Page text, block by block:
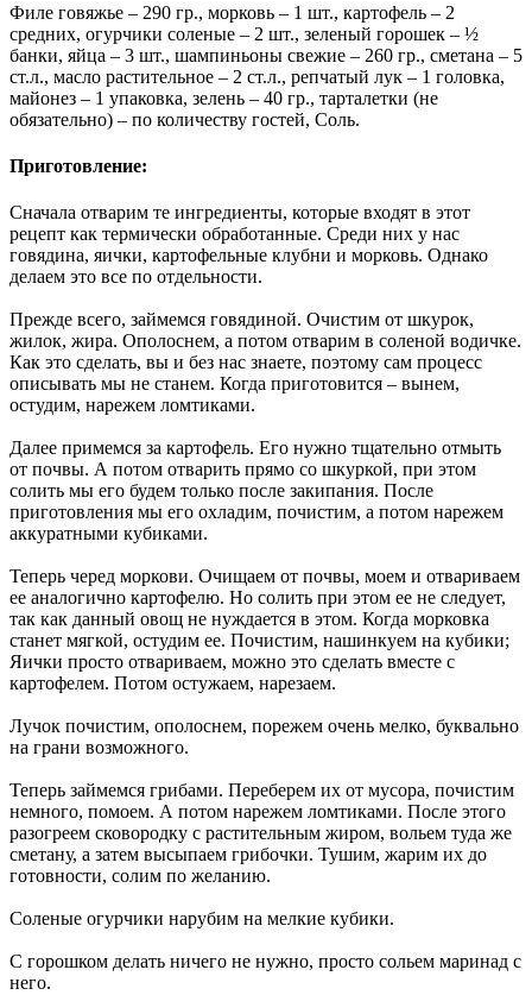
Филе говяжье – 290 гр., морковь – 1 шт., картофель – 2
средних, огурчики соленые – 2 шт., зеленый горошек – ½
банки, яйца – 3 шт., шампиньоны свежие – 260 гр., сметана – 5
ст.л., масло растительное – 2 ст.л., репчатый лук – 1 головка,
майонез – 1 упаковка, зелень – 40 гр., тарталетки (не
обязательно) – по количеству гостей, Соль.
Приготовление:
Сначала отварим те ингредиенты, которые входят в этот
рецепт как термически обработанные. Среди них у нас
говядина, яички, картофельные клубни и морковь. Однако
делаем это все по отдельности.
Прежде всего, займемся говядиной. Очистим от шкурок,
жилок, жира. Ополоснем, а потом отварим в соленой водичке.
Как это сделать, вы и без нас знаете, поэтому сам процесс
описывать мы не станем. Когда приготовится – вынем,
остудим, нарежем ломтиками.
Далее примемся за картофель. Его нужно тщательно отмыть
от почвы. А потом отварить прямо со шкуркой, при этом
солить мы его будем только после закипания. После
приготовления мы его охладим, почистим, а потом нарежем
аккуратными кубиками.
Теперь черед моркови. Очищаем от почвы, моем и отвариваем
ее аналогично картофелю. Но солить при этом ее не следует,
так как данный овощ не нуждается в этом. Когда морковка
станет мягкой, остудим ее. Почистим, нашинкуем на кубики;
Яички просто отвариваем, можно это сделать вместе с
картофелем. Потом остужаем, нарезаем.
Лучок почистим, ополоснем, порежем очень мелко, буквально
на грани возможного.
Теперь займемся грибами. Переберем их от мусора, почистим
немного, помоем. А потом нарежем ломтиками. После этого
разогреем сковородку с растительным жиром, вольем туда же
сметану, а затем высыпаем грибочки. Тушим, жарим их до
готовности, солим по желанию.
Соленые огурчики нарубим на мелкие кубики.
С горошком делать ничего не нужно, просто сольем маринад с
него.